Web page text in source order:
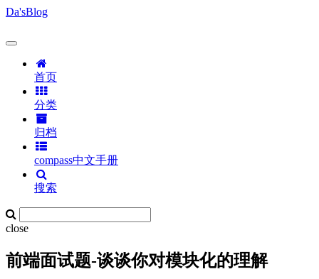
Da'sBlog
首页
分类
归档
compass中文手册
搜索
close
前端面试题-谈谈你对模块化的理解